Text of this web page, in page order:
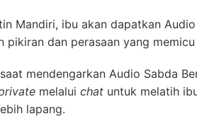
Mandiri, ibu akan dapatkan
pikiran dan perasaan yang
mendengarkan Audio Sabda
melalui chat untuk melatih
lapang.